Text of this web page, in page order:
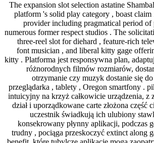
The expansion slot selection astatine
platform 's solid play category , boast
provider including pragmatical period
numerous former respect studios . The
three-reel slot for diehard , feature-rich
font musician , and liberal kitty gage
kitty . Platforma jest responsywna plan,
różnorodnych filmów rozmiarów,
otrzymanie czy muzyk dostanie się
przeglądarka , tablety , Oregon smartfony .
intuicyjny na krzyż całkowicie urządzenia, z
dział i uporządkowane carte złożona część
uczestnik świadkują ich ulubiony
konsekrowany płynny aplikacji, podczas
trudny , pociąga przeskoczyć extinct along